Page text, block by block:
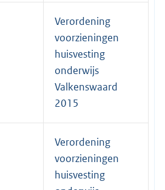
Verordening
voorzieningen
huisvesting
onderwijs
Valkenswaard
2015
Verordening
voorzieningen
huisvesting